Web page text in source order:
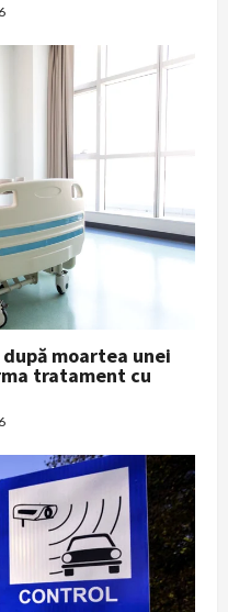
moartea unei
tratament cu